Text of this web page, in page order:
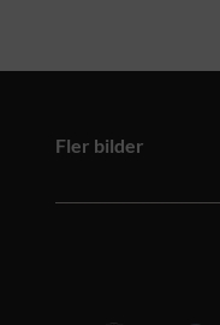
Fler bilder